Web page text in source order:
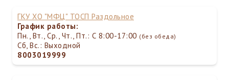
ГКУ ХО "МФЦ" ТОСП Раздольное
График работы:
Пн., Вт., Ср., Чт., Пт.: С 8:00-17:00 (без обеда)
Сб, Вс.: Выходной
8003019999